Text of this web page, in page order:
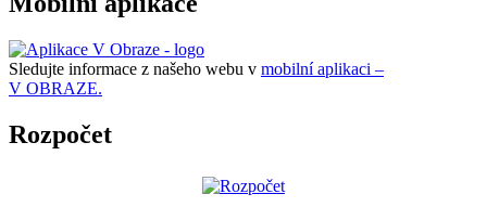
Sledujte informace z našeho webu v mobilní aplikaci –
V OBRAZE.
Rozpočet